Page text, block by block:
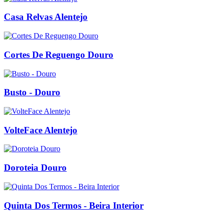
Casa Relvas Alentejo
Cortes De Reguengo Douro
Busto - Douro
VolteFace Alentejo
Doroteia Douro
Quinta Dos Termos - Beira Interior